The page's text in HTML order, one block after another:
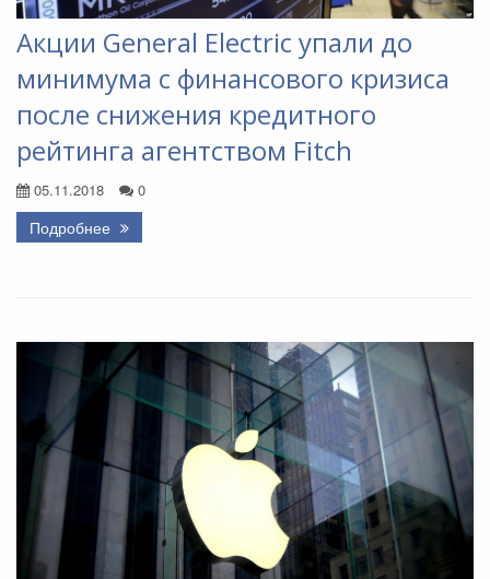
Акции General Electric упали до
минимума с финансового кризиса
после снижения кредитного
рейтинга агентством Fitch
05.11.2018 0
Подробнее